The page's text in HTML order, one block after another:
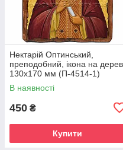
Нектарій Оптинський,
преподобний, ікона на
130х170 мм (П-4514-1)
В наявності
450 ₴
Купити